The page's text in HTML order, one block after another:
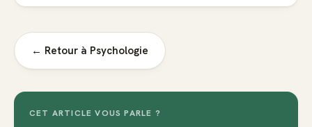
← Retour à Psychologie
CET ARTICLE VOUS PARLE ?